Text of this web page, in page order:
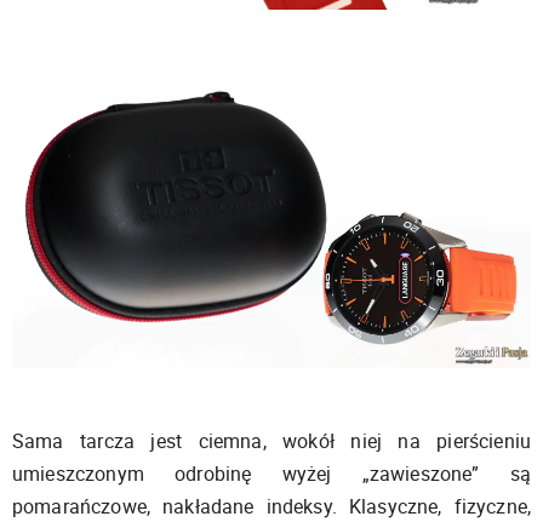
Sama tarcza jest ciemna, wokół niej na pierścieniu
umieszczonym odrobinę wyżej „zawieszone” są
pomarańczowe, nakładane indeksy. Klasyczne, fizyczne,